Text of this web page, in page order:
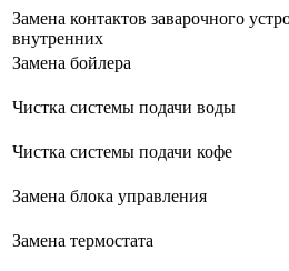
Замена контактов заварочного
внутренних
Замена бойлера
Чистка системы подачи воды
Чистка системы подачи кофе
Замена блока управления
Замена термостата